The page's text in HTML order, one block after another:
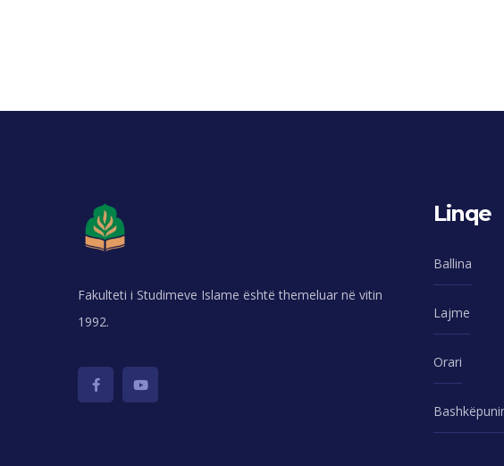
Fakulteti i Studimeve Islame është themeluar në vitin
1992.
Linqe
Ballina
Lajme
Orari